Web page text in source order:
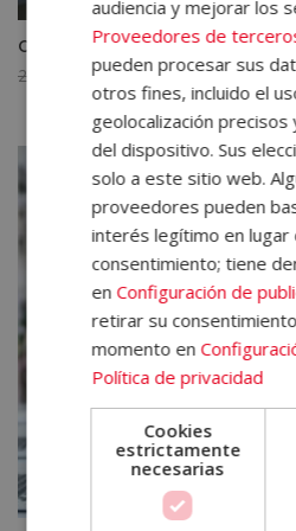
Curso de Agente Profesional
2.380,00 €El
precio
original
era:
2.380,00€.
595,00€El
precio
actual
es:
595,00€.
audiencia y mejorar los
Proveedores de
pueden procesar sus
otros fines, incluido el
geolocalización
del dispositivo. Sus
solo a este sitio web.
proveedores pueden
interés legítimo en lugar
consentimiento; tiene
enConfiguración de
retirar su
momento en
Política de privacidad
Cookies
estrictamente
necesarias